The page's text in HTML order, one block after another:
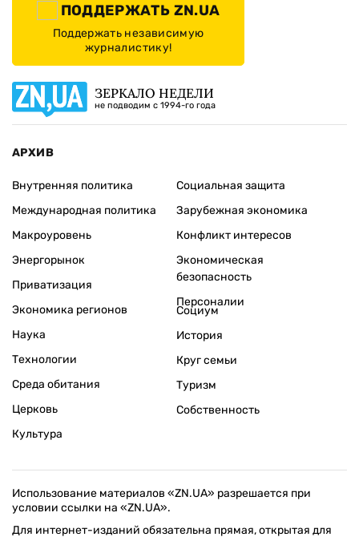
ПОДДЕРЖАТЬ ZN.UA
Поддержать независимую
журналистику!
ЗЕРКАЛО НЕДЕЛИ
не подводим с 1994-го года
АРХИВ
Внутренняя политика
Международная политика
Макроуровень
Энергорынок
Приватизация
Экономика регионов
Социальная защита
Зарубежная экономика
Конфликт интересов
Экономическая
безопасность
Персоналии
Наука
Технологии
Среда обитания
Церковь
Культура
Социум
История
Круг семьи
Туризм
Собственность
Использование материалов «ZN.UA» разрешается при
условии ссылки на «ZN.UA».
Для интернет-изданий обязательна прямая, открытая для